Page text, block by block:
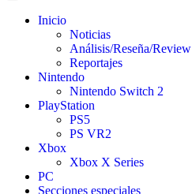
Inicio
Noticias
Análisis/Reseña/Review
Reportajes
Nintendo
Nintendo Switch 2
PlayStation
PS5
PS VR2
Xbox
Xbox X Series
PC
Secciones especiales